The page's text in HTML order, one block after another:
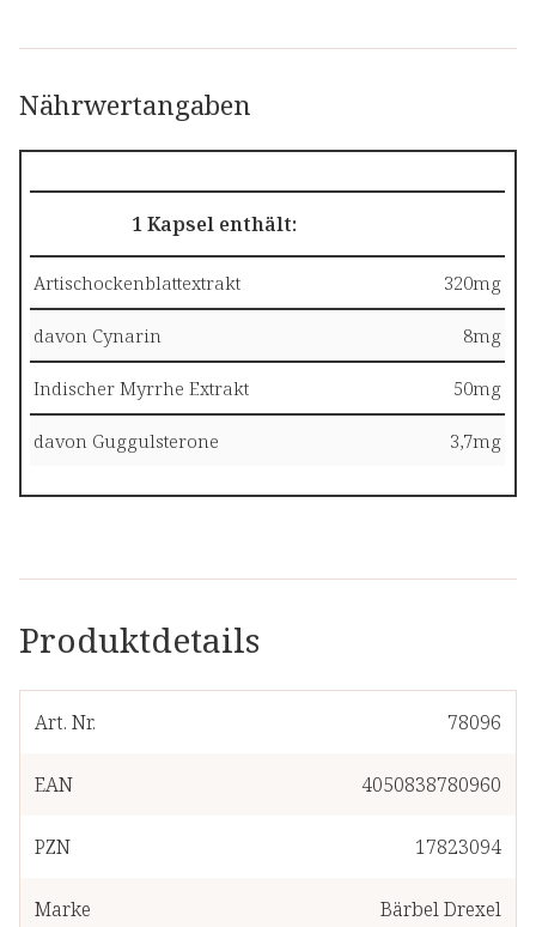
Produktdetails
Art. Nr. 78096
EAN 4050838780960
PZN 17823094
Marke Bärbel Drexel
Nährwertangaben
1 Kapsel enthält:
Artischockenblattextrakt 320mg
davon Cynarin 8mg
Indischer Myrrhe Extrakt 50mg
davon Guggulsterone 3,7mg